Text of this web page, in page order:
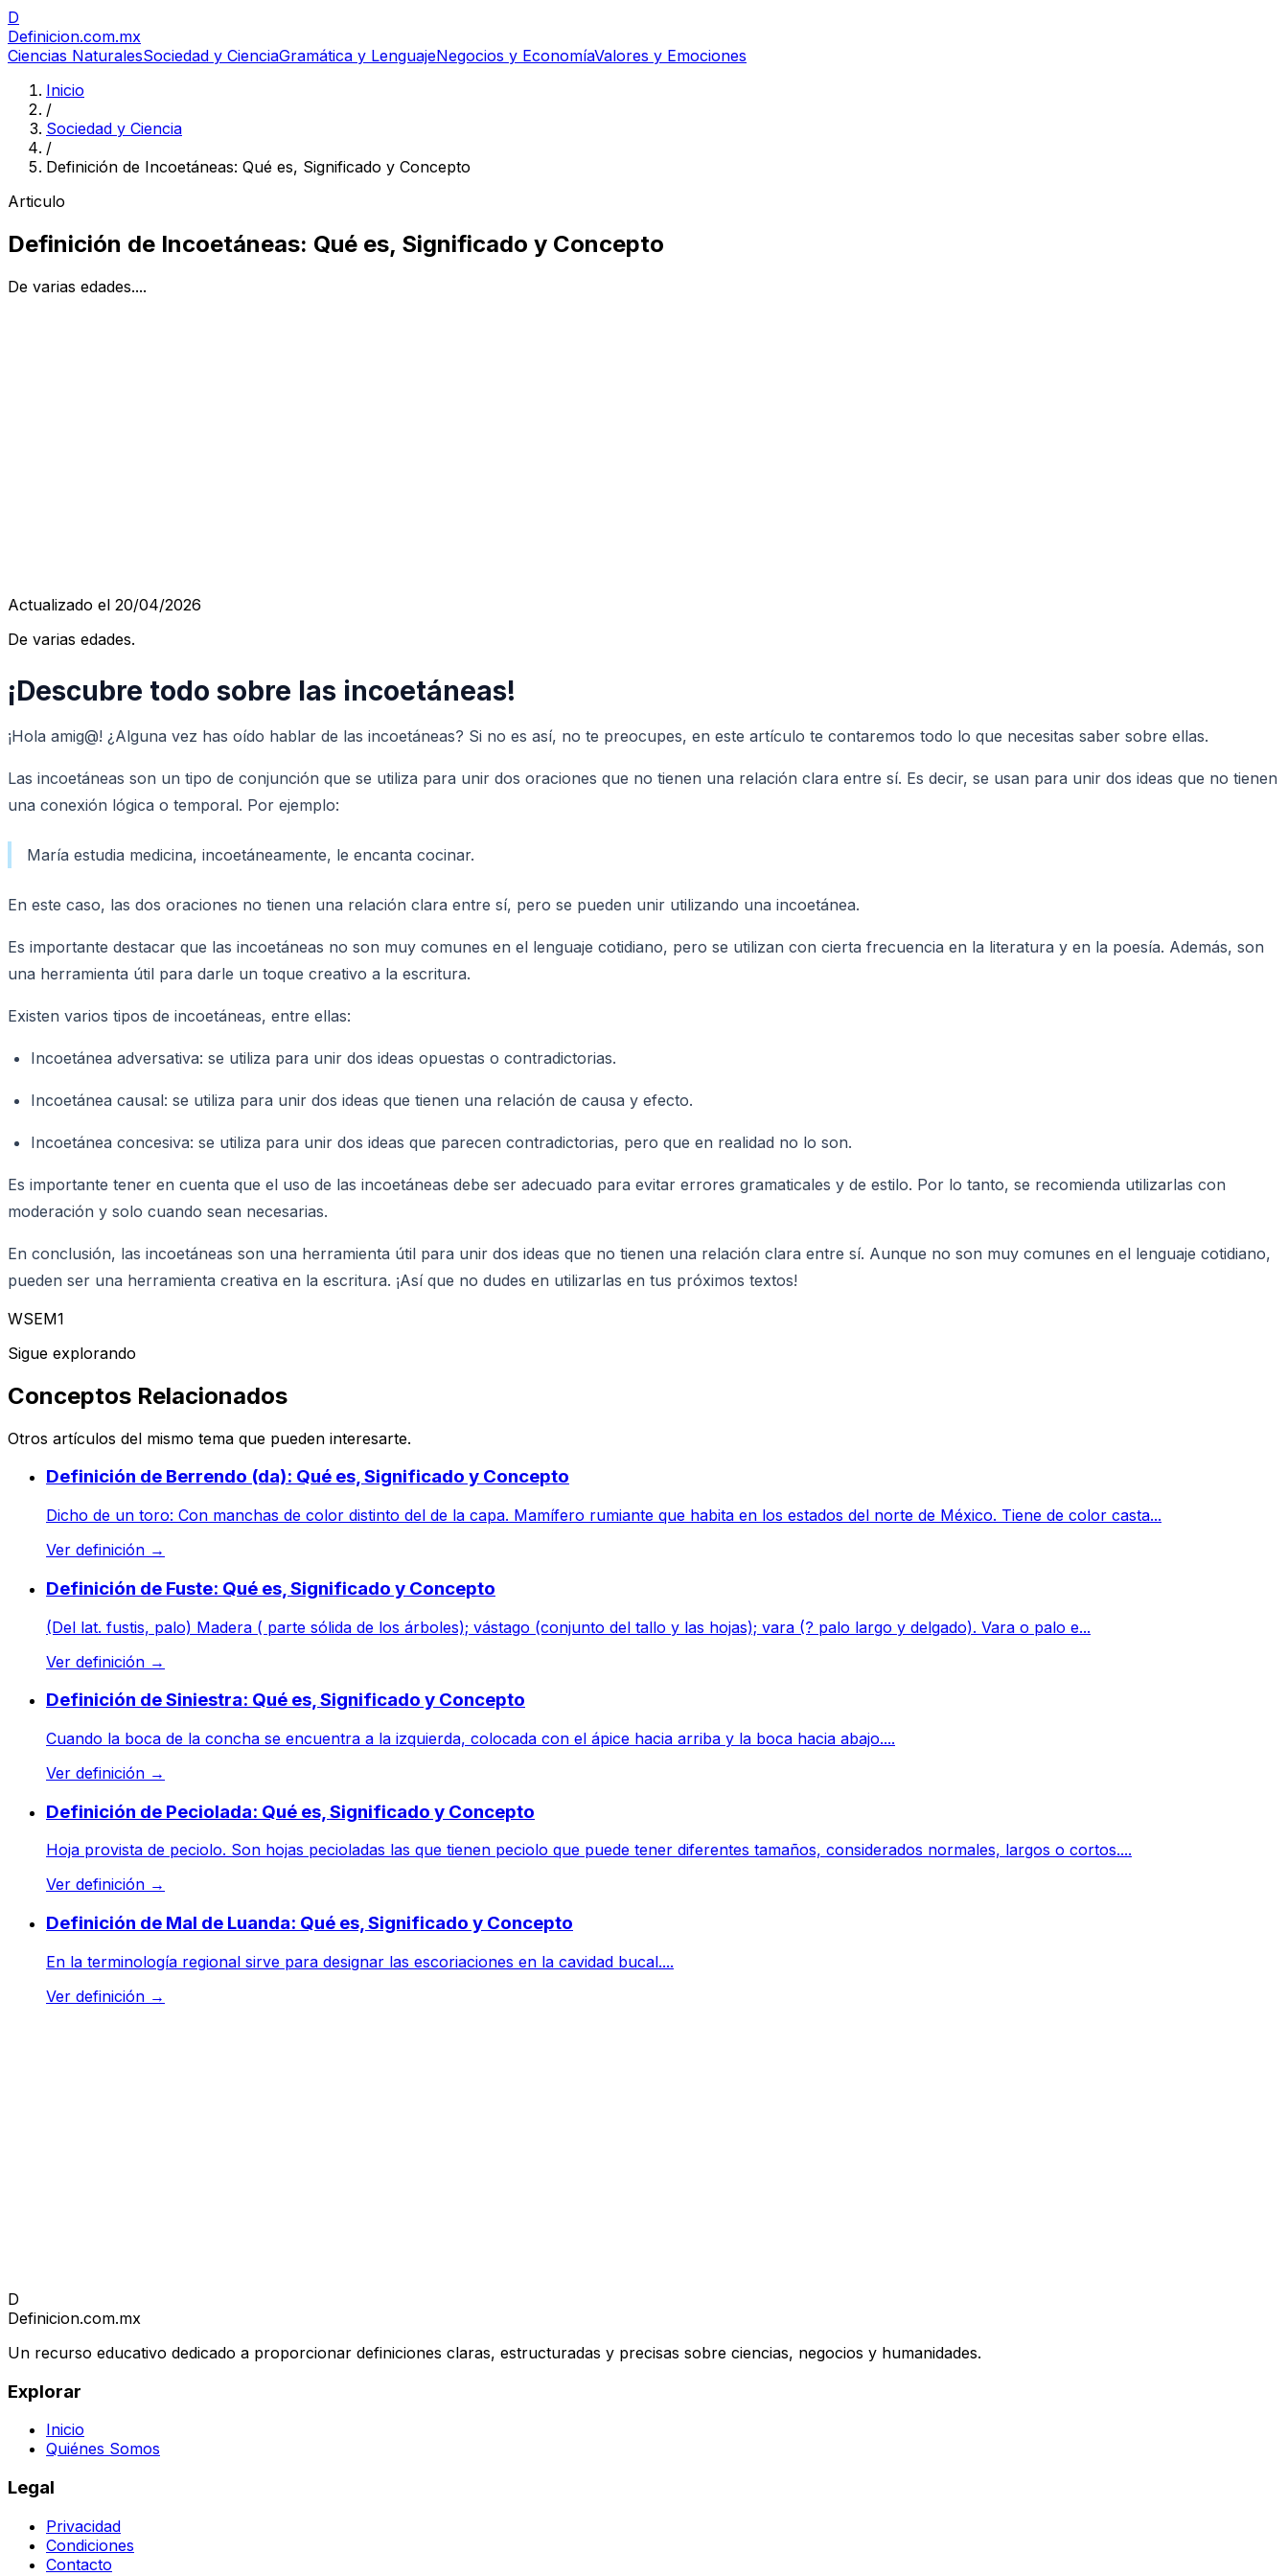
D
Definicion.com.mx
Ciencias NaturalesSociedad y CienciaGramática y LenguajeNegocios y EconomíaValores y Emociones
Inicio
/
Sociedad y Ciencia
/
Definición de Incoetáneas: Qué es, Significado y Concepto
Articulo
Definición de Incoetáneas: Qué es, Significado y Concepto
De varias edades....
Actualizado el 20/04/2026
De varias edades.
¡Descubre todo sobre las incoetáneas!
¡Hola amig@! ¿Alguna vez has oído hablar de las incoetáneas? Si no es así, no te preocupes, en este artículo te contaremos todo lo que necesitas saber sobre ellas.
Las incoetáneas son un tipo de conjunción que se utiliza para unir dos oraciones que no tienen una relación clara entre sí. Es decir, se usan para unir dos ideas que no tienen
una conexión lógica o temporal. Por ejemplo:
María estudia medicina, incoetáneamente, le encanta cocinar.
En este caso, las dos oraciones no tienen una relación clara entre sí, pero se pueden unir utilizando una incoetánea.
Es importante destacar que las incoetáneas no son muy comunes en el lenguaje cotidiano, pero se utilizan con cierta frecuencia en la literatura y en la poesía. Además, son
una herramienta útil para darle un toque creativo a la escritura.
Existen varios tipos de incoetáneas, entre ellas:
Incoetánea adversativa: se utiliza para unir dos ideas opuestas o contradictorias.
Incoetánea causal: se utiliza para unir dos ideas que tienen una relación de causa y efecto.
Incoetánea concesiva: se utiliza para unir dos ideas que parecen contradictorias, pero que en realidad no lo son.
Es importante tener en cuenta que el uso de las incoetáneas debe ser adecuado para evitar errores gramaticales y de estilo. Por lo tanto, se recomienda utilizarlas con
moderación y solo cuando sean necesarias.
En conclusión, las incoetáneas son una herramienta útil para unir dos ideas que no tienen una relación clara entre sí. Aunque no son muy comunes en el lenguaje cotidiano,
pueden ser una herramienta creativa en la escritura. ¡Así que no dudes en utilizarlas en tus próximos textos!
WSEM1
Sigue explorando
Conceptos Relacionados
Otros artículos del mismo tema que pueden interesarte.
Definición de Berrendo (da): Qué es, Significado y Concepto
Dicho de un toro: Con manchas de color distinto del de la capa. Mamífero rumiante que habita en los estados del norte de México. Tiene de color casta...
Ver definición →
Definición de Fuste: Qué es, Significado y Concepto
(Del lat. fustis, palo) Madera ( parte sólida de los árboles); vástago (conjunto del tallo y las hojas); vara (? palo largo y delgado). Vara o palo e...
Ver definición →
Definición de Siniestra: Qué es, Significado y Concepto
Cuando la boca de la concha se encuentra a la izquierda, colocada con el ápice hacia arriba y la boca hacia abajo....
Ver definición →
Definición de Peciolada: Qué es, Significado y Concepto
Hoja provista de peciolo. Son hojas pecioladas las que tienen peciolo que puede tener diferentes tamaños, considerados normales, largos o cortos....
Ver definición →
Definición de Mal de Luanda: Qué es, Significado y Concepto
En la terminología regional sirve para designar las escoriaciones en la cavidad bucal....
Ver definición →
D
Definicion.com.mx
Un recurso educativo dedicado a proporcionar definiciones claras, estructuradas y precisas sobre ciencias, negocios y humanidades.
Explorar
Inicio
Quiénes Somos
Legal
Privacidad
Condiciones
Contacto